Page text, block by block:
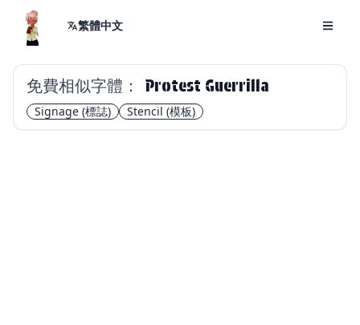
繁體中文
免費相似字體： Protest Guerrilla
Signage (標誌) Stencil (模板)